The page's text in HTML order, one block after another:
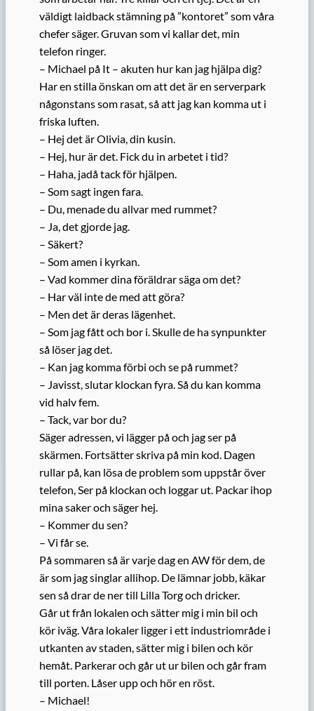
väldigt laidback stämning på ”kontoret” som våra
chefer säger. Gruvan som vi kallar det, min
telefon ringer.
– Michael på It – akuten hur kan jag hjälpa dig?
Har en stilla önskan om att det är en serverpark
någonstans som rasat, så att jag kan komma ut i
friska luften.
– Hej det är Olivia, din kusin.
– Hej, hur är det. Fick du in arbetet i tid?
– Haha, jadå tack för hjälpen.
– Som sagt ingen fara.
– Du, menade du allvar med rummet?
– Ja, det gjorde jag.
– Säkert?
– Som amen i kyrkan.
– Vad kommer dina föräldrar säga om det?
– Har väl inte de med att göra?
– Men det är deras lägenhet.
– Som jag fått och bor i. Skulle de ha synpunkter
så löser jag det.
– Kan jag komma förbi och se på rummet?
– Javisst, slutar klockan fyra. Så du kan komma
vid halv fem.
– Tack, var bor du?
Säger adressen, vi lägger på och jag ser på
skärmen. Fortsätter skriva på min kod. Dagen
rullar på, kan lösa de problem som uppstår över
telefon, Ser på klockan och loggar ut. Packar ihop
mina saker och säger hej.
– Kommer du sen?
– Vi får se.
På sommaren så är varje dag en AW för dem, de
är som jag singlar allihop. De lämnar jobb, käkar
sen så drar de ner till Lilla Torg och dricker.
Går ut från lokalen och sätter mig i min bil och
kör iväg. Våra lokaler ligger i ett industriområde i
utkanten av staden, sätter mig i bilen och kör
hemåt. Parkerar och går ut ur bilen och går fram
till porten. Låser upp och hör en röst.
– Michael!